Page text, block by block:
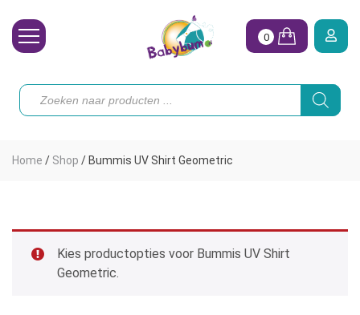
Toebehoren
Onze merken
0
Producten
zoeken
Home / Shop / Bummis UV Shirt Geometric
Kies productopties voor Bummis UV Shirt
Geometric.